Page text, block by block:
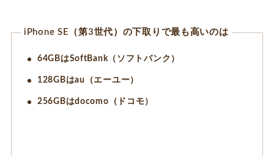
iPhone SE（第3世代）の下取りで最も高いのは
64GBはSoftBank（ソフトバンク）
128GBはau（エーユー）
256GBはdocomo（ドコモ）